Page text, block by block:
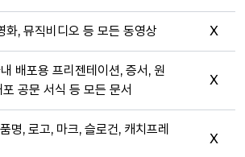
화, 뮤직비디오 등 모든 동영상 X
배포용 프리젠테이션, 증서, 원
공문 서식 등 모든 문서
X
명, 로고, 마크, 슬로건, 캐치프레
X